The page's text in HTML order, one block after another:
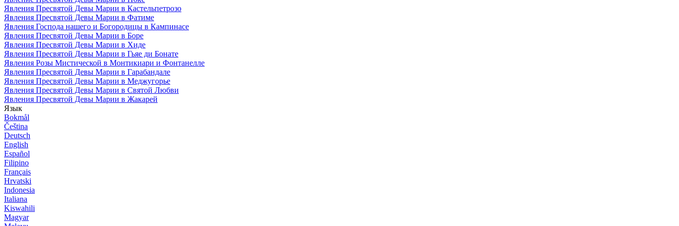
Явления Пресвятой Девы Марии в Кастельпетрозо
Явления Пресвятой Девы Марии в Фатиме
Явления Господа нашего и Богородицы в Кампинасе
Явления Пресвятой Девы Марии в Боре
Явления Пресвятой Девы Марии в Хиде
Явления Пресвятой Девы Марии в Гьяе ди Бонате
Явления Розы Мистической в Монтикиари и Фонтанелле
Явления Пресвятой Девы Марии в Гарабандале
Явления Пресвятой Девы Марии в Меджугорье
Явления Пресвятой Девы Марии в Святой Любви
Явления Пресвятой Девы Марии в Жакарей
Язык
Bokmål
Čeština
Deutsch
English
Español
Filipino
Français
Hrvatski
Indonesia
Italiana
Kiswahili
Magyar